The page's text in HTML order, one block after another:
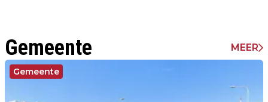
Gemeente MEER
Gemeente